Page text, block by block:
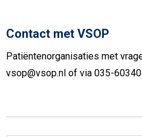
Contact met VSOP
Patiëntenorganisaties met
vsop@vsop.nl of via 035-